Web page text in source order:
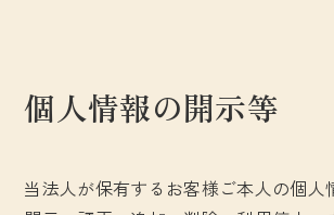
個人情報の開示等
当法人が保有するお客様ご本人の個人